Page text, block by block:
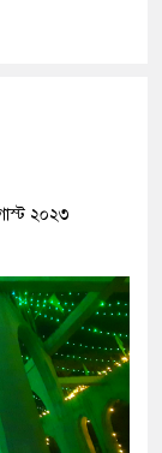
২০২৩